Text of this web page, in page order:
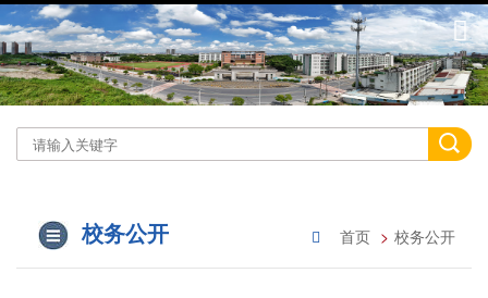
校务公开 首页 校务公开